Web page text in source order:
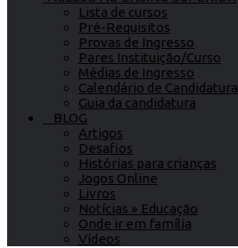
Lista de cursos
Pré-Requisitos
Provas de Ingresso
Pares Instituição/Curso
Médias de Ingresso
Calendário de Candidatura
Guia da candidatura
BLOG
Artigos
Desafios
Histórias para crianças
Jogos Online
Livros
Notícias » Educação
Onde ir em família
Vídeos